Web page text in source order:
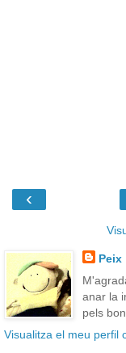
‹
Peix
anar la
pels
Visualitza el meu perfil